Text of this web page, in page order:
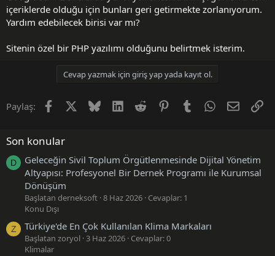
içeriklerde olduğu için bunları geri getirmekte zorlanıyorum.
Yardım edebilecek birisi var mı?
Sitenin özel bir PHP yazılımı olduğunu belirtmek isterim.
Cevap yazmak için giriş yap yada kayıt ol.
Paylaş: FacebookX (Twitter)
BlueskyLinkedInReddit PinterestTumblr WhatsApp
E-posta
Son konular
D
Geleceğin Sivil Toplum Örgütlenmesinde Dijital Yönetim
Altyapısı: Profesyonel Bir Dernek Programı ile Kurumsal
Dönüşüm
Başlatan derneksoft 8 Haz 2026 Cevaplar: 1
Konu Dışı
Z Türkiye'de En Çok Kullanılan Klima Markaları
Başlatan zoryol 3 Haz 2026 Cevaplar: 0
Klimalar